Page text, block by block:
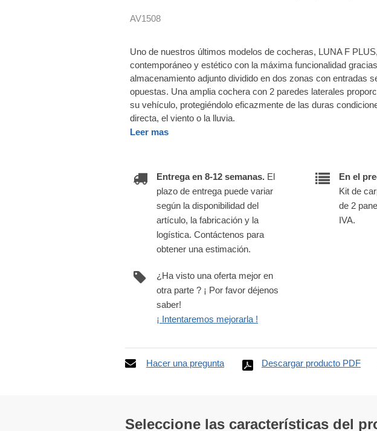
AV1508
Uno de nuestros últimos modelos de cocheras, LUNA F
contemporáneo y estético con la máxima funcionalidad
almacenamiento adjunto dividido en dos zonas con entradas
opuestas. Una amplia cochera con 2 paredes laterales
su vehículo, protegiéndolo eficazmente de las duras
directa, el viento o la lluvia.
Leer mas
Entrega en 8-12 semanas. El
plazo de entrega puede variar
según la disponibilidad del
artículo, la fabricación y la
logística. Contáctenos para
obtener una estimación.
En el
Kit de
de 2
IVA.
¿Ha visto una oferta mejor en
otra parte ? ¡ Por favor déjenos
saber!
¡ Intentaremos mejorarla !
Hacer una pregunta Descargar producto PDF
Seleccione las características del